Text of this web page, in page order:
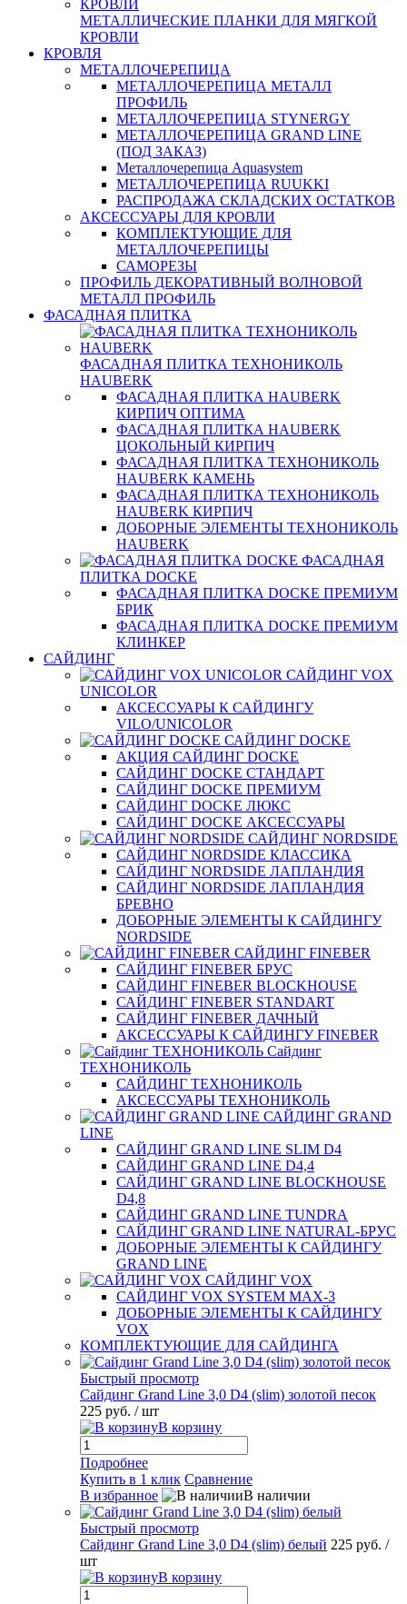
МЕТАЛЛИЧЕСКИЕ ПЛАНКИ ДЛЯ МЯГКОЙ
КРОВЛИ
КРОВЛЯ
МЕТАЛЛОЧЕРЕПИЦА
МЕТАЛЛОЧЕРЕПИЦА МЕТАЛЛ
ПРОФИЛЬ
МЕТАЛЛОЧЕРЕПИЦА STYNERGY
МЕТАЛЛОЧЕРЕПИЦА GRAND LINE
(ПОД ЗАКАЗ)
Металлочерепица Aquasystem
МЕТАЛЛОЧЕРЕПИЦА RUUKKI
РАСПРОДАЖА СКЛАДСКИХ ОСТАТКОВ
АКСЕССУАРЫ ДЛЯ КРОВЛИ
КОМПЛЕКТУЮЩИЕ ДЛЯ
МЕТАЛЛОЧЕРЕПИЦЫ
САМОРЕЗЫ
ПРОФИЛЬ ДЕКОРАТИВНЫЙ ВОЛНОВОЙ
МЕТАЛЛ ПРОФИЛЬ
ФАСАДНАЯ ПЛИТКА
ФАСАДНАЯ ПЛИТКА ТЕХНОНИКОЛЬ
HAUBERK
ФАСАДНАЯ ПЛИТКА HAUBERK
КИРПИЧ ОПТИМА
ФАСАДНАЯ ПЛИТКА HAUBERK
ЦОКОЛЬНЫЙ КИРПИЧ
ФАСАДНАЯ ПЛИТКА ТЕХНОНИКОЛЬ
HAUBERK КАМЕНЬ
ФАСАДНАЯ ПЛИТКА ТЕХНОНИКОЛЬ
HAUBERK КИРПИЧ
ДОБОРНЫЕ ЭЛЕМЕНТЫ ТЕХНОНИКОЛЬ
HAUBERK
ФАСАДНАЯ
ПЛИТКА DOCKE
ФАСАДНАЯ ПЛИТКА DOCKE ПРЕМИУМ
БРИК
ФАСАДНАЯ ПЛИТКА DOCKE ПРЕМИУМ
КЛИНКЕР
САЙДИНГ
САЙДИНГ VOX
UNICOLOR
АКСЕССУАРЫ К САЙДИНГУ
VILO/UNICOLOR
САЙДИНГ DOCKE
АКЦИЯ САЙДИНГ DOCKE
САЙДИНГ DOCKE СТАНДАРТ
САЙДИНГ DOCKE ПРЕМИУМ
САЙДИНГ DOCKE ЛЮКС
САЙДИНГ DOCKE АКСЕССУАРЫ
САЙДИНГ NORDSIDE
САЙДИНГ NORDSIDE КЛАССИКА
САЙДИНГ NORDSIDE ЛАПЛАНДИЯ
САЙДИНГ NORDSIDE ЛАПЛАНДИЯ
БРЕВНО
ДОБОРНЫЕ ЭЛЕМЕНТЫ К САЙДИНГУ
NORDSIDE
САЙДИНГ FINEBER
САЙДИНГ FINEBER БРУС
САЙДИНГ FINEBER BLOCKHOUSE
САЙДИНГ FINEBER STANDART
САЙДИНГ FINEBER ДАЧНЫЙ
АКСЕССУАРЫ К САЙДИНГУ FINEBER
Сайдинг
ТЕХНОНИКОЛЬ
САЙДИНГ ТЕХНОНИКОЛЬ
АКСЕССУАРЫ ТЕХНОНИКОЛЬ
САЙДИНГ GRAND
LINE
САЙДИНГ GRAND LINE SLIM D4
САЙДИНГ GRAND LINE D4,4
САЙДИНГ GRAND LINE BLOCKHOUSE
D4,8
САЙДИНГ GRAND LINE TUNDRA
САЙДИНГ GRAND LINE NATURAL-БРУС
ДОБОРНЫЕ ЭЛЕМЕНТЫ К САЙДИНГУ
GRAND LINE
САЙДИНГ VOX
САЙДИНГ VOX SYSTEM MAX-3
ДОБОРНЫЕ ЭЛЕМЕНТЫ К САЙДИНГУ
VOX
КОМПЛЕКТУЮЩИЕ ДЛЯ САЙДИНГА
Быстрый просмотр
Сайдинг Grand Line 3,0 D4 (slim) золотой песок
225 руб. / шт
В корзину
Подробнее
Купить в 1 клик Сравнение
В избранное
В наличии
Быстрый просмотр
Сайдинг Grand Line 3,0 D4 (slim) белый 225 руб. /
шт
В корзину